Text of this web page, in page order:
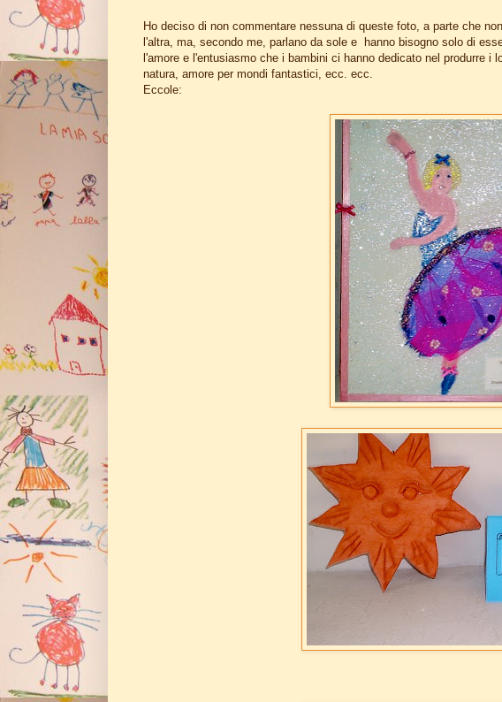
Ho deciso di non commentare nessuna di queste foto, a parte che
l'altra, ma, secondo me, parlano da sole e hanno bisogno solo di
l'amore e l'entusiasmo che i bambini ci hanno dedicato nel produrre i
natura, amore per mondi fantastici, ecc. ecc.
Eccole: